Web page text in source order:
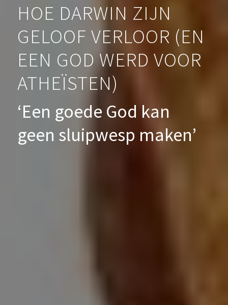
HOE DARWIN ZIJN
GELOOF VERLOOR (EN
EEN GOD WERD VOOR
ATHEÏSTEN)
‘Een goede God kan
geen sluipwesp maken’